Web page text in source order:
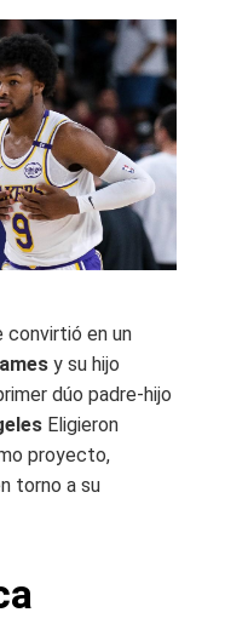
convirtió en un
y su hijo
dúo padre-hijo
Eligieron
proyecto,
torno a su